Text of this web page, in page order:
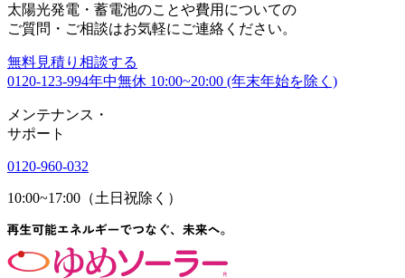
太陽光発電・蓄電池のことや費用についての
ご質問・ご相談はお気軽にご連絡ください。
無料見積り相談する
0120-123-994年中無休 10:00~20:00 (年末年始を除く)
メンテナンス ・
サポート
0120-960-032
10:00~17:00（土日祝除く）